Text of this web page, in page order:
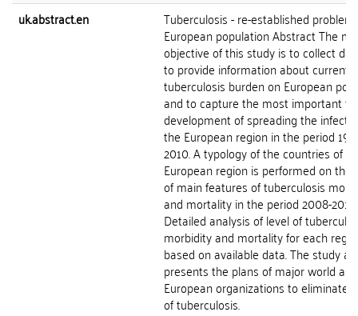
uk.abstract.en
Tuberculosis - re-established
European population Abstract The
objective of this study is to collect
to provide information about current
tuberculosis burden on European
and to capture the most important
development of spreading the
the European region in the period
2010. A typology of the countries of
European region is performed on the
of main features of tuberculosis
and mortality in the period 2008-2010.
Detailed analysis of level of
morbidity and mortality for each
based on available data. The study
presents the plans of major world and
European organizations to eliminate
of tuberculosis.